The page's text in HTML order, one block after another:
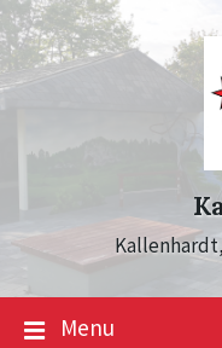
Skip
to
content
Skip
to
main
navigation
Skip
to
footer
Menu